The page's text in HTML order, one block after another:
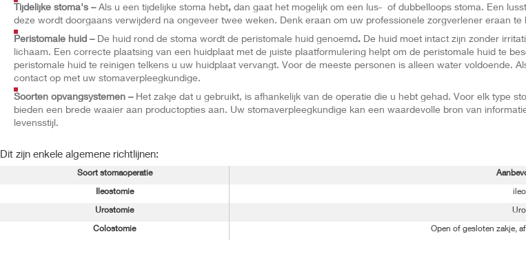
Tijdelijke stoma's –Als u een tijdelijke stoma hebt, dan gaat het mogelijk om een lus- of dubbelloops stoma. Een
deze wordt doorgaans verwijderd na ongeveer twee weken. Denk eraan om uw professionele zorgverlener eraan
Peristomale huid – De huid rond de stoma wordt de peristomale huid genoemd. De huid moet intact zijn zonder
lichaam. Een correcte plaatsing van een huidplaat met de juiste plaatformulering helpt om de peristomale huid te
peristomale huid te reinigen telkens u uw huidplaat vervangt. Voor de meeste personen is alleen water voldoende.
contact op met uw stomaverpleegkundige.
Soorten opvangsystemen – Het zakje dat u gebruikt, is afhankelijk van de operatie die u hebt gehad. Voor elk type
bieden een brede waaier aan productopties aan. Uw stomaverpleegkundige kan een waardevolle bron van
levensstijl.
Dit zijn enkele algemene richtlijnen:
Soort stomaoperatie
Ileostomie
Urostomie
Colostomie
Open of gesloten zakje,